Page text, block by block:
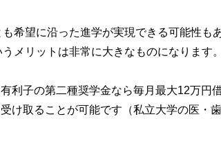
希望に沿った進学が実現できる可能性も
メリットは非常に大きなものになります。
利子の第二種奨学金なら毎月最大12万円
け取ることが可能です（私立大学の医・歯